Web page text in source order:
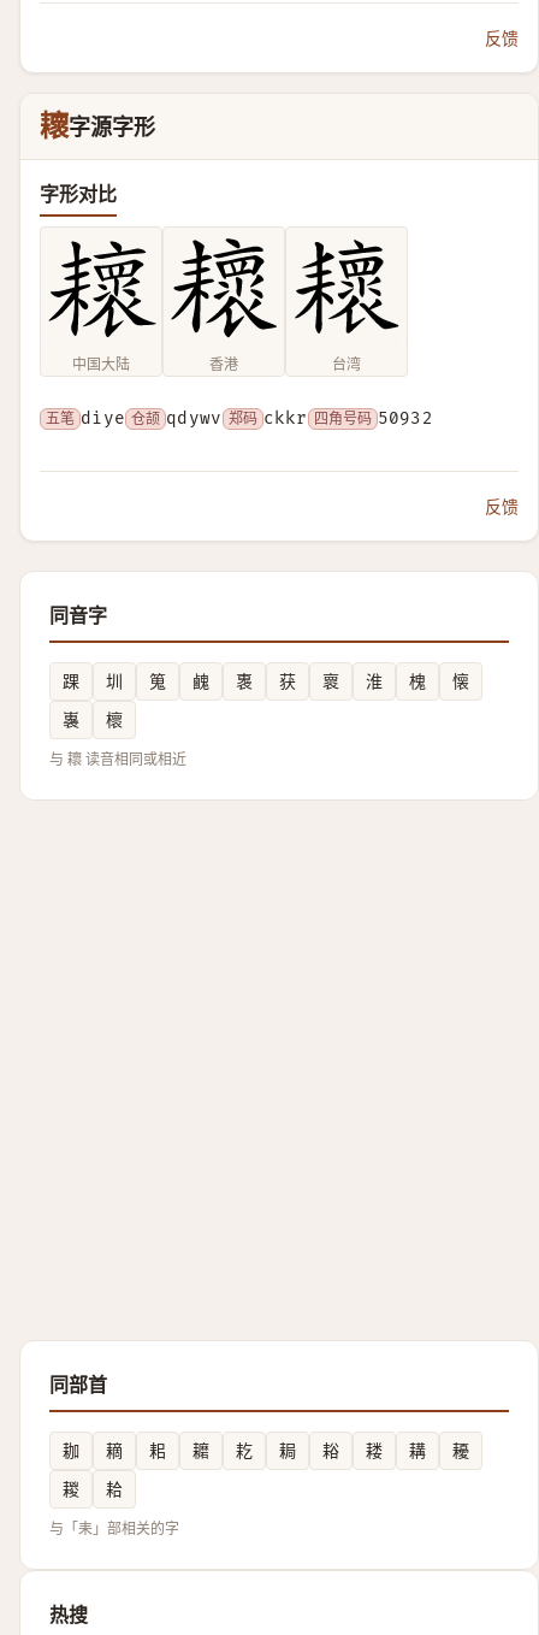
反馈
耲字源字形
字形对比
中国大陆 香港 台湾
五笔 diye 仓颉 qdywv 郑码 ckkr 四角号码 50932
反馈
同音字
踝 圳 䈭 䴜 褢 获 褱 淮 槐
懐
㠢
櫰
与 耲 读音相同或相近
同部首
耞 䎮 耜 耱 䎢 䎤 䎥 耧 耩
耰
䎫
耠
与「耒」部相关的字
热搜